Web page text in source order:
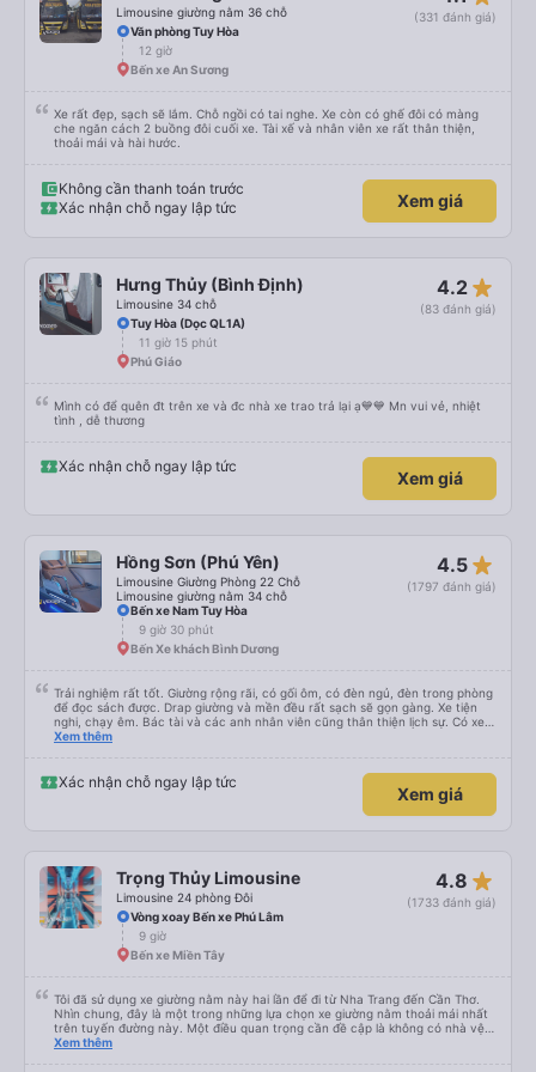
Limousine giường nằm 36 chỗ
(331 đánh giá)
Văn phòng Tuy Hòa
12 giờ
Bến xe An Sương
Xe rất đẹp, sạch sẽ lắm. Chỗ ngồi có tai nghe. Xe còn có ghế đôi có màng
che ngăn cách 2 buồng đôi cuối xe. Tài xế và nhân viên xe rất thân thiện,
thoải mái và hài hước.
Không cần thanh toán trước
Xác nhận chỗ ngay lập tức
Xem giá
Hưng Thủy (Bình Định)
Limousine 34 chỗ
4.2 star_rate
(83 đánh giá)
Tuy Hòa (Dọc QL1A)
11 giờ 15 phút
Phú Giáo
Mình có để quên đt trên xe và đc nhà xe trao trả lại ạ💙💙 Mn vui vẻ, nhiệt
tình , dễ thương
Xác nhận chỗ ngay lập tức
Xem giá
Hồng Sơn (Phú Yên)
Limousine Giường Phòng 22 Chỗ
Limousine giường nằm 34 chỗ
4.5 star_rate
(1797 đánh giá)
Bến xe Nam Tuy Hòa
9 giờ 30 phút
Bến Xe khách Bình Dương
Trải nghiệm rất tốt. Giường rộng rãi, có gối ôm, có đèn ngủ, đèn trong phòng
để đọc sách được. Drap giường và mền đều rất sạch sẽ gọn gàng. Xe tiện
nghi, chạy êm. Bác tài và các anh nhân viên cũng thân thiện lịch sự. Có xe
trung chuyển về nội thành thành phố tuy hoà rất tiện. Giá vé hợp lý. Nói
Xem thêm
Xác nhận chỗ ngay lập tức
Xem giá
Trọng Thủy Limousine
Limousine 24 phòng Đôi
4.8 star_rate
(1733 đánh giá)
Vòng xoay Bến xe Phú Lâm
9 giờ
Bến xe Miền Tây
Tôi đã sử dụng xe giường nằm này hai lần để đi từ Nha Trang đến Cần Thơ.
Nhìn chung, đây là một trong những lựa chọn xe giường nằm thoải mái nhất
trên tuyến đường này. Một điều quan trọng cần đề cập là không có nhà vệ
sinh trên xe, điều này có thể gây khó chịu trên một hành trình dài xuyên
Xem thêm